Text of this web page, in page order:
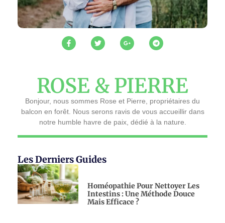
ROSE & PIERRE
Bonjour, nous sommes Rose et Pierre, propriétaires du
balcon en forêt. Nous serons ravis de vous accueillir dans
notre humble havre de paix, dédié à la nature.
Les Derniers Guides
Homéopathie Pour Nettoyer Les
Intestins : Une Méthode Douce
Mais Efficace ?